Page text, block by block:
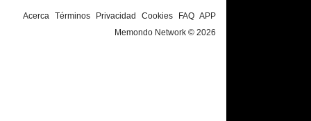
Acerca Términos Privacidad Cookies FAQ APP
Memondo Network © 2026